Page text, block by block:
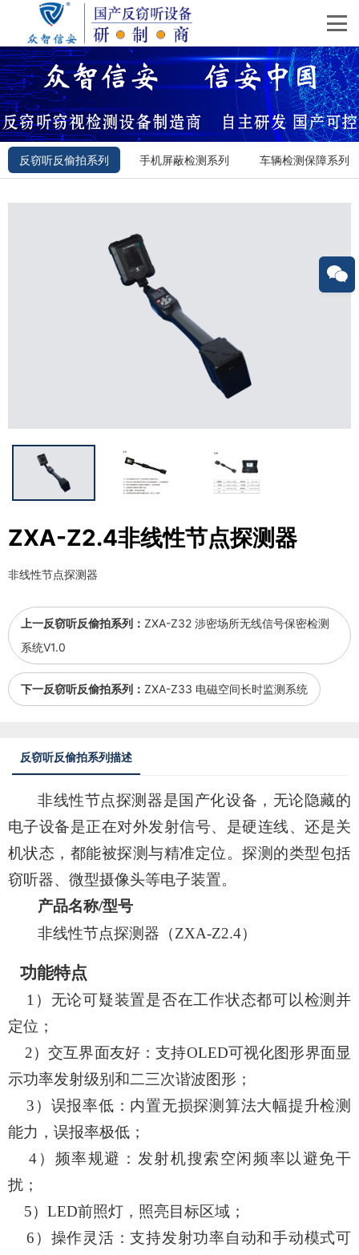
反窃听反偷拍系列 手机屏蔽检测系列 车辆检测保障系列
ZXA-Z2.4非线性节点探测器
非线性节点探测器
上一反窃听反偷拍系列： ZXA-Z32 涉密场所无线信号保密检测
系统V1.0
下一反窃听反偷拍系列： ZXA-Z33 电磁空间长时监测系统
反窃听反偷拍系列描述
非线性节点探测器是国产化设备，无论隐藏的
电子设备是正在对外发射信号、是硬连线、还是关
机状态，都能被探测与精准定位。探测的类型包括
窃听器、微型摄像头等电子装置。
产品名称/型号
非线性节点探测器（ZXA-Z2.4）
功能特点
1） 无论可疑装置是否在工作状态都可以检测并
定位；
2）交互界面友好：支持OLED可视化图形界面显
示功率发射级别和二三次谐波图形 ；
3） 误报率低：内置无损探测算法大幅提升检测
能力，误报率极低；
4） 频率规避：发射机搜索空闲频率以避免干
扰；
5）LED前照灯，照亮目标区域 ；
6） 操作灵活：支持发射功率自动和手动模式可